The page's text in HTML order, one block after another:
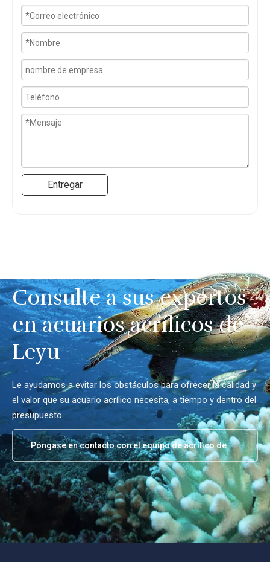
Entregar
Consulte a sus expertos
en acuarios acrílicos de
Leyu
Le ayudamos a evitar los obstáculos para ofrecer la calidad y
el valor que su acuario acrílico necesita, a tiempo y dentro del
presupuesto.
Póngase en contacto con el equipo de acrílico de
Leyu